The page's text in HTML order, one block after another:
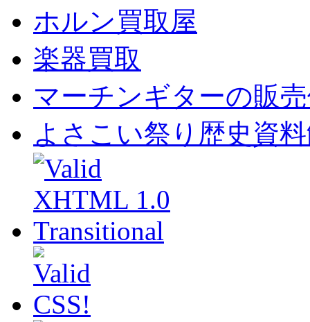
ホルン買取屋
楽器買取
マーチンギターの販
よさこい祭り歴史資